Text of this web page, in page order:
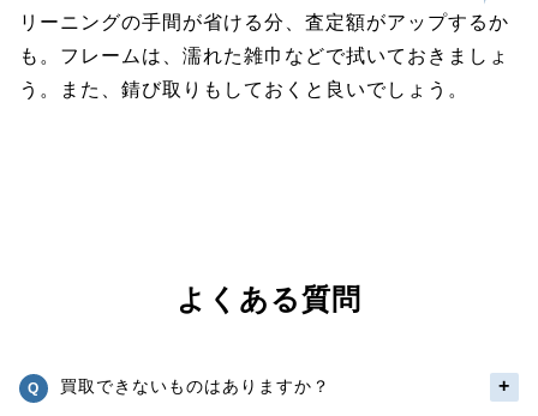
リーニングの手間が省ける分、査定額がアップするか
も。フレームは、濡れた雑巾などで拭いておきましょ
う。また、錆び取りもしておくと良いでしょう。
よくある質問
買取できないものはありますか？